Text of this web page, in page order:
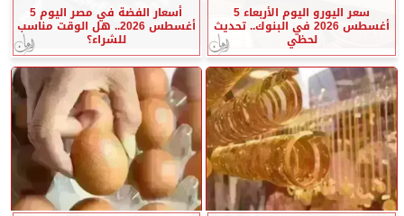
سعر اليورو اليوم الأربعاء 5
أغسطس 2026 في البنوك.. تحديث
لحظي
أسعار الفضة في مصر اليوم 5
أغسطس 2026.. هل الوقت مناسب
للشراء؟